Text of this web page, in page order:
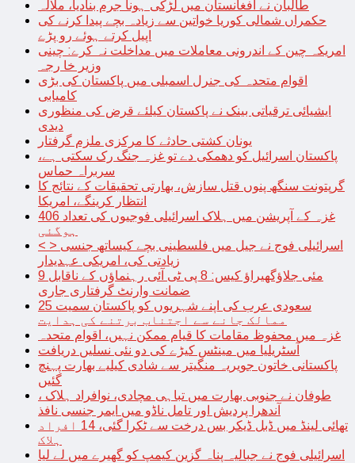
طالبان نے افغانستان میں لڑکی ہونا جرم بنادیا، ملالہ
حکمراں شمالی کوریا خواتین سے زیادہ بچے پیدا کرنے کی
اپیل کرتے ہوئے رو پڑے
امریکہ چین کے اندرونی معاملات میں مداخلت نہ کرے: چینی
وزیر خا رجہ
اقوام متحدہ کی جنرل اسمبلی میں پاکستان کی بڑی
کامیابی
ایشیائی ترقیاتی بینک نے پاکستان کیلئے قرض کی منظوری
دیدی
یونان کشتی حادثے کا مرکزی ملزم گرفتار
پاکستان اسرائیل کو دھمکی دے تو غزہ جنگ رک سکتی ہے،
سربراہ حماس
گرپتونت سنگھ پنوں قتل سازش، بھارتی تحقیقات کے نتائج کا
انتظار کرینگے، امریکا
غزہ کے آپریشن میں ہلاک اسرائیلی فوجیوں کی تعداد 406
ہوگئی
< > اسرائیلی فوج نے جیل میں فلسطینی بچے کیساتھ جنسی
زیادتی کی، امریکی عہدیدار
9 مئی جلاؤگھیراؤ کیس: 8 پی ٹی آئی رہنماؤں کے ناقابل
ضمانت وارنٹ گرفتاری جاری
سعودی عرب کی اپنے شہریوں کو پاکستان سمیت 25
ممالک جانے سے اجتناب برتنے کی ہدایت
غزہ میں محفوظ مقامات کا قیام ممکن نہیں، اقوام متحدہ
آسٹریلیا میں مینٹس کیڑے کی دو نئی نسلیں دریافت
پاکستانی خاتون جویریہ منگیتر سے شادی کیلیے بھارت پہنچ
گئیں
طوفان نے جنوبی بھارت میں تباہی مچادی، نوافراد ہلاک ،
آندھرا پردیش اور تامل ناڈو میں ایمر جنسی نافذ
تھائی لینڈ میں ڈبل ڈیکر بس درخت سے ٹکرا گئی، 14 افراد
ہلاک
اسرائیلی فوج نے جبالیہ پناہ گزین کیمپ کو گھیرے میں لے لیا